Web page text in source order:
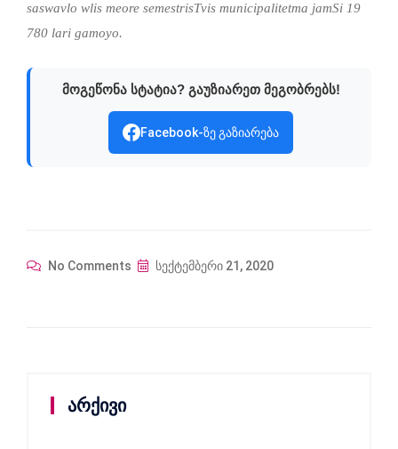
saswavlo wlis meore semestrisTvis municipalitetma jamSi 19
780 lari gamoyo.
მოგეწონა სტატია? გაუზიარეთ მეგობრებს!
Facebook-ზე გაზიარება
No Comments სექტემბერი 21, 2020
არქივი